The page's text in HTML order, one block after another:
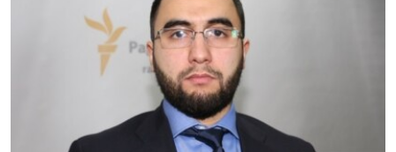
Українською